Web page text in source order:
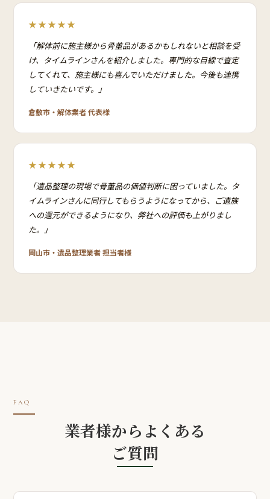
★★★★★
「解体前に施主様から骨董品があるかもしれないと相談を受
け、タイムラインさんを紹介しました。専門的な目線で査定
してくれて、施主様にも喜んでいただけました。今後も連携
していきたいです。」
倉敷市・解体業者 代表様
★★★★★
「遺品整理の現場で骨董品の価値判断に困っていました。タ
イムラインさんに同行してもらうようになってから、ご遺族
への還元ができるようになり、弊社への評価も上がりまし
た。」
岡山市・遺品整理業者 担当者様
FAQ
業者様からよくある
ご質問